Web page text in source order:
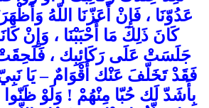
عَدُوّنَا ، فَإِنْ أَعَزّنَا اللّهُ
كَانَ ذَلِكَ مَا أَحْبَبْنَا ، وَإِنْ
جَلَسَتْ عَلَى رَكَائِبِك ، فَلَحِقَتْ
فَقَدْ تَخَلّفَ عَنْك أَقْوَامٌ – يَا
بِأَشَدّ لَك حُبّا مِنْهُمْ ! وَلَوْ ظَنّوا